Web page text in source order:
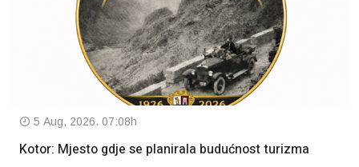
5 Aug, 2026. 07:08h
Kotor: Mjesto gdje se planirala budućnost turizma